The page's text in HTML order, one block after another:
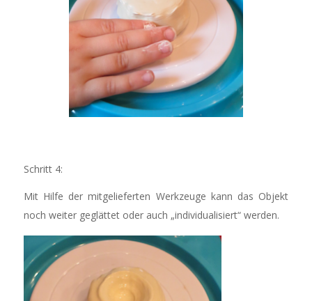
Schritt 4:
Mit Hilfe der mitgelieferten Werkzeuge kann das Objekt
noch weiter geglättet oder auch „individualisiert“ werden.